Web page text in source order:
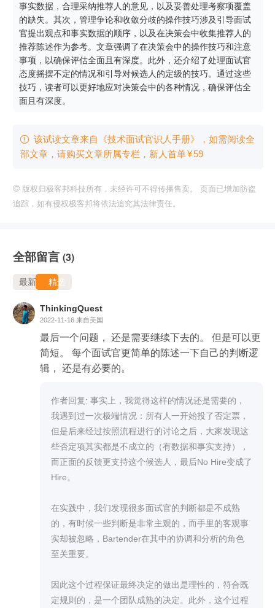
事实数据，合理采纳推荐人的意见，以及妥善处理考察项覆盖
的缺失。其次，管理争论和收敛分歧的操作技巧涉及引导面试
官提出观点和事实数据的顺序，以及在决策会中收集推荐人的
推荐陈述作为参考。文章强调了在决策会中的操作技巧和注意
事项，以确保评估全面且有深度。此外，还介绍了处理面试官
态度摇摆不定的情况和引导对候选人的定级的技巧。通过这些
技巧，读者可以更好地应对决策会中的各种情况，确保评估全
面且有深度。
 该试读文章来自《技术面试官识人手册》，如需阅读全
部文章，请购买文章所属专栏 ，新⼈⾸单¥59
© 版权归极客邦科技所有，未经许可不得传播售卖。 页面已增加防盗
追踪，如有侵权极客邦将依法追究其法律责任。
全部留言 (3)
最新 精选
ThinkingQuest
2022-11-16 来自美国
最后一个问题， 还是需要继续下去的。 但是可以更
简短。 每个面试官更简单的陈述一下自己的判断逻
辑， 还是有必要的。
作者回复: 事实上，我觉得这样的情况还是需要的，
我遇到过一次极端情况：所有人一开始投了否定票，
但是后来经过按照流程进行的讨论之后，大家发现这
些否定项其实都是不成立的（有数据和事实支持），
而正面的反馈更支持这个候选人，最后No Hire变成了
Hire。
在实践中，我们发现很多面试官的判断都是不成熟
的，有时候一些判断是非常主观的，而手里的客观事
实却被忽略，Bartender在其中的协调和分析的角色
至关重要。
因此这个过程保证最终决定的做出是理性的，符合既
定规则的，是一个团队成熟的决定。此外，这个过程